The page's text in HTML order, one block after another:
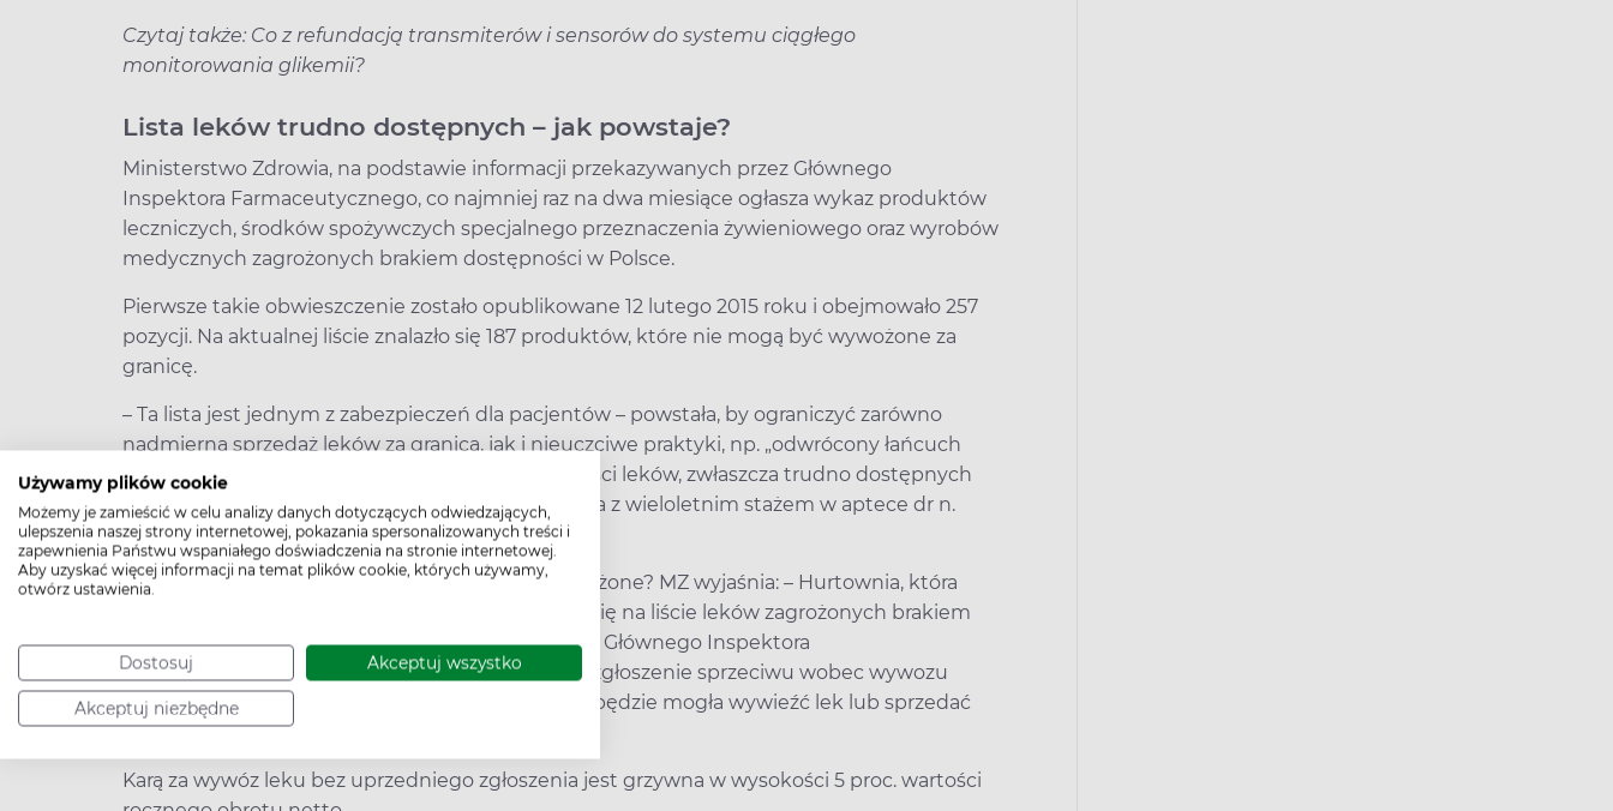
Używamy plików cookie
Możemy je zamieścić w celu analizy danych dotyczących odwiedzających,
ulepszenia naszej strony internetowej, pokazania spersonalizowanych treści i
zapewnienia Państwu wspaniałego doświadczenia na stronie internetowej.
Aby uzyskać więcej informacji na temat plików cookie, których używamy,
otwórz ustawienia.
Dostosuj Akceptuj wszystko
Akceptuj niezbędne
Czytaj także: Co z refundacją transmiterów i sensorów do systemu ciągłego
monitorowania glikemii?
Lista leków trudno dostępnych – jak powstaje?
­Ministerstwo Zdrowia, na podstawie informacji przekazywanych przez Głównego
Inspektora Farmaceutycznego, co najmniej raz na dwa miesiące ogłasza wykaz produktów
leczniczych, środków spożywczych specjalnego przeznaczenia żywieniowego oraz wyrobów
medycznych zagrożonych brakiem dostępności w Polsce.
Pierwsze takie obwieszczenie zostało opublikowane 12 lutego 2015 roku i obejmowało 257
pozycji. Na aktualnej liście znalazło się 187 produktów, które nie mogą być wywożone za
granicę.
– Ta lista jest jednym z zabezpieczeń dla pacjentów – powstała, by ograniczyć zarówno
nadmierną sprzedaż leków za granicą, jak i nieuczciwe praktyki, np. „odwrócony łańcuch
dystrybucji”, który prowadzi do braków dostępności leków, zwłaszcza trudno dostępnych
preparatów ratujących życie – wyjaśnia farmaceuta z wieloletnim stażem w aptece dr n.
farm. Rafał Miozga.
A co w momencie, gdy leki z listy i tak będą wywożone? MZ wyjaśnia: – Hurtownia, która
będzie chciała wywieźć za granicę lek znajdujący się na liście leków zagrożonych brakiem
dostępności, będzie musiała poinformować o tym Głównego Inspektora
Farmaceutycznego. Organ będzie miał 30 dni na zgłoszenie sprzeciwu wobec wywozu
danego produktu. Jeśli tego nie zrobi, hurtownia będzie mogła wywieźć lek lub sprzedać
go za granicę w ciągu następnych 30 dni.
Karą za wywóz leku bez uprzedniego zgłoszenia jest grzywna w wysokości 5 proc. wartości